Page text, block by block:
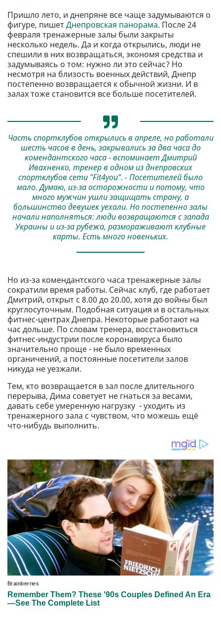
Пришло лето, и днепряне все чаще задумываются о
фигуре, пишетДнепровская панорама. После 24
февраля тренажерные залы были закрыты
несколько недель. Да и когда открылись, люди не
спешили в них возвращаться, экономя средства и
задумываясь о том: нужно ли это сейчас? Но
несмотря на близость военных действий, Днепр
постепенно возвращается к обычной жизни. И в
залах тоже становится все больше посетителей.
Часть спортклубов открылись в апреле, но работали
шесть часов в день, закрывались за два часа до
комендантского часа - вспоминает Дмитрий
Ивахненко, тренер в одном из днепровских
спортклубов сети "Fit4you". - Посетителей было
мало. Думаю, из-за осторожности и потому, что
много мужчин ушли защищать страну, а
большинство девушек уехали. Но постепенно залы
начали наполняться: люди возвращаются с запада
Украины и из-за рубежа, размораживают клубные
карты. Есть много новеньких.
Но из-за комендантского часа тренажерные залы
сократили время работы. Сейчас клуб, где работает
Дмитрий, открыт с 8.00 до 20.00, хотя до войны был
круглосуточным. Подобная ситуация и в остальных
фитнес-центрах Днепра. Некоторые работают на
час дольше. По словам тренера, восстановиться
фитнес-индустрии после коронавируса было
значительно проще - не было временных
органичений, а постоянные посетители залов
никуда не уезжали.
Тем, кто возвращается в зал после длительного
перерыва, Дима советует не гнаться за весами,
давать себе умеренную нагрузку - уходить из
тренажерного зала с чувством, что можешь ещё
что-нибудь выполнить.